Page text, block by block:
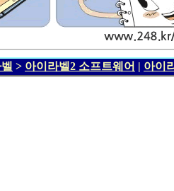
> 아이라벨2 소프트웨어 | 아이